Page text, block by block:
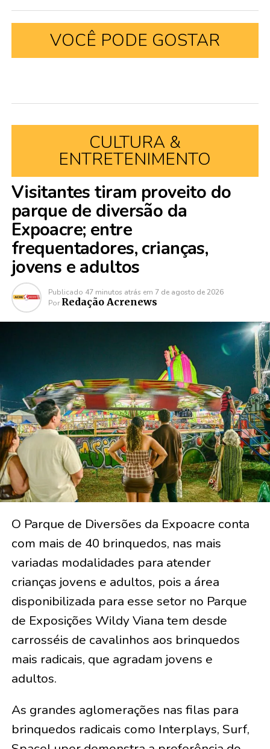
VOCÊ PODE GOSTAR
CULTURA &
ENTRETENIMENTO
Visitantes tiram proveito do
parque de diversão da
Expoacre; entre
frequentadores, crianças,
jovens e adultos
Publicado 47 minutos atrás em 7 de agosto de 2026
Por Redação Acrenews
O Parque de Diversões da Expoacre conta
com mais de 40 brinquedos, nas mais
variadas modalidades para atender
crianças jovens e adultos, pois a área
disponibilizada para esse setor no Parque
de Exposições Wildy Viana tem desde
carrosséis de cavalinhos aos brinquedos
mais radicais, que agradam jovens e
adultos.
As grandes aglomerações nas filas para
brinquedos radicais como Interplays, Surf,